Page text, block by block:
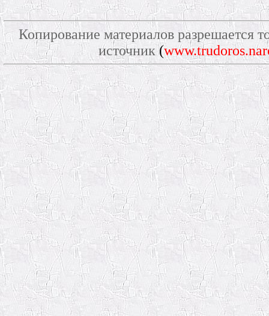
Копирование материалов разрешается
источник(